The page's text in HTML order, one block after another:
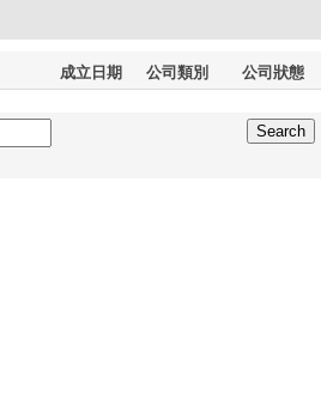
成立日期 公司類別 公司狀態